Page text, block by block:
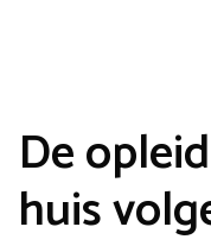
De
huis